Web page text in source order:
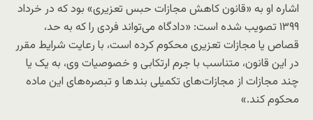
اشاره او به «قانون کاهش مجازات حبس تعزیری» بود که در خرداد
۱۳۹۹ تصویب شده است: «دادگاه می‌تواند فردی را که به حد،
قصاص یا مجازات تعزیری محکوم کرده است، با رعایت شرایط مقرر
در این قانون، متناسب با جرم ارتکابی و خصوصیات وی، به یک یا
چند مجازات از مجازات‌های تکمیلی بندها و تبصره‌های این ماده
محکوم کند.»